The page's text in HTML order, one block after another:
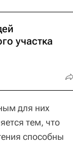
участка
для них
тем, что
способны